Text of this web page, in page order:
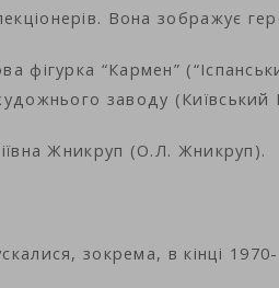
Вона зображує
фігурка “Кармен”
заводу
Жникруп (О.Л. Жникруп).
зокрема, в кінці 1970-